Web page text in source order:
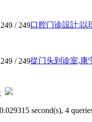
249 / 249口腔门诊設計:以
249 / 249從门头到诊室,康
second(s), 4